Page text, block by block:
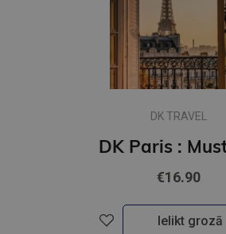
DK TRAVEL
€16.90
Ielikt grozā